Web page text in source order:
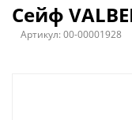
Сейф
Артикул:00-00001928